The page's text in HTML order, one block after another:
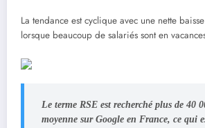
La tendance est cyclique avec une nette
lorsque beaucoup de salariés sont en
Le terme RSE est recherché plus de 40
moyenne sur Google en France, ce qui